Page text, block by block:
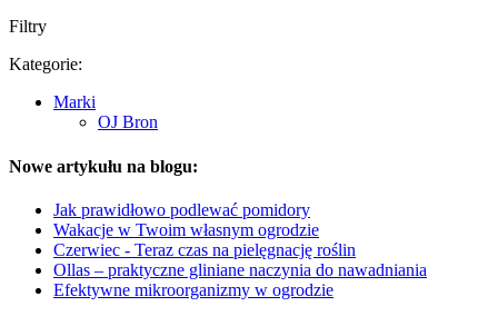
Filtry
Kategorie:
Marki
OJ Bron
Nowe artykułu na blogu:
Jak prawidłowo podlewać pomidory
Wakacje w Twoim własnym ogrodzie
Czerwiec - Teraz czas na pielęgnację roślin
Ollas – praktyczne gliniane naczynia do nawadniania
Efektywne mikroorganizmy w ogrodzie